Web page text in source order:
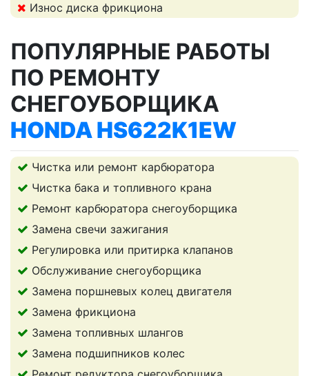
Износ диска фрикциона
ПОПУЛЯРНЫЕ РАБОТЫ
ПО РЕМОНТУ
СНЕГОУБОРЩИКА
HONDA HS622K1EW
Чистка или ремонт карбюратора
Чистка бака и топливного крана
Ремонт карбюратора снегоуборщика
Замена свечи зажигания
Регулировка или притирка клапанов
Обслуживание снегоуборщика
Замена поршневых колец двигателя
Замена фрикциона
Замена топливных шлангов
Замена подшипников колес